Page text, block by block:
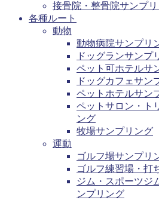
接骨院・整骨院サンプ
各種ルート
動物
動物病院サンプリ
ドッグランサンプ
ペット可ホテルサ
ドッグカフェサン
ペットホテルサン
ペットサロン・ト
ング
牧場サンプリング
運動
ゴルフ場サンプリ
ゴルフ練習場・打
ジム・スポーツジ
ンプリング